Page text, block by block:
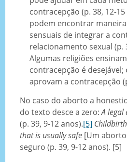
contracepção (p. 38, 12-
podem encontrar
sensuais de integrar a
relacionamento sexual (p.
Algumas religiões
contracepção é
aprovam a contracepção
No caso do aborto a
do texto desce a zero:A legal
(p. 39, 9-12 anos).[5]
that is usually safe [Um
seguro (p. 39, 9-12 anos). [5]